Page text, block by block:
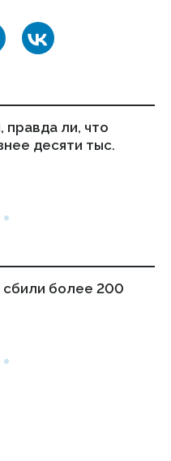
правда ли, что
десяти тыс.
сбили более 200